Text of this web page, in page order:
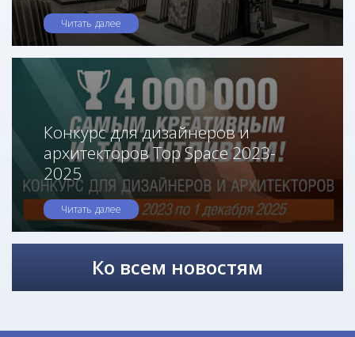
Читать далее
Конкурс для дизайнеров и
архитекторов Top Space 2023-
2025
Читать далее
Ко всем новостям